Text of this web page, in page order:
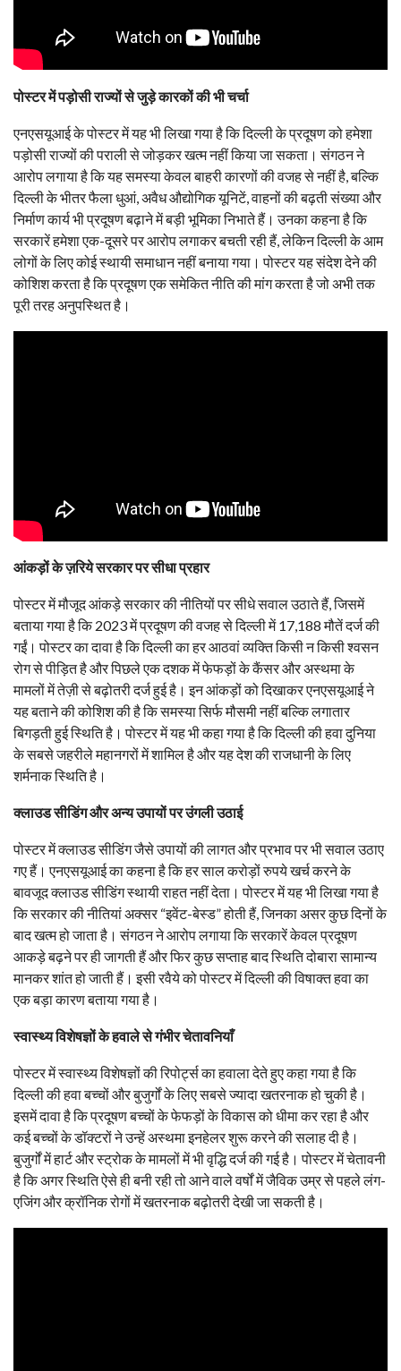
पोस्टर में पड़ोसी राज्यों से जुड़े कारकों की भी चर्चा
एनएसयूआई के पोस्टर में यह भी लिखा गया है कि दिल्ली के प्रदूषण को हमेशा
पड़ोसी राज्यों की पराली से जोड़कर खत्म नहीं किया जा सकता। संगठन ने
आरोप लगाया है कि यह समस्या केवल बाहरी कारणों की वजह से नहीं है, बल्कि
दिल्ली के भीतर फैला धुआं, अवैध औद्योगिक यूनिटें, वाहनों की बढ़ती संख्या और
निर्माण कार्य भी प्रदूषण बढ़ाने में बड़ी भूमिका निभाते हैं। उनका कहना है कि
सरकारें हमेशा एक-दूसरे पर आरोप लगाकर बचती रही हैं, लेकिन दिल्ली के आम
लोगों के लिए कोई स्थायी समाधान नहीं बनाया गया। पोस्टर यह संदेश देने की
कोशिश करता है कि प्रदूषण एक समेकित नीति की मांग करता है जो अभी तक
पूरी तरह अनुपस्थित है।
आंकड़ों के ज़रिये सरकार पर सीधा प्रहार
पोस्टर में मौजूद आंकड़े सरकार की नीतियों पर सीधे सवाल उठाते हैं, जिसमें
बताया गया है कि 2023 में प्रदूषण की वजह से दिल्ली में 17,188 मौतें दर्ज की
गईं। पोस्टर का दावा है कि दिल्ली का हर आठवां व्यक्ति किसी न किसी श्वसन
रोग से पीड़ित है और पिछले एक दशक में फेफड़ों के कैंसर और अस्थमा के
मामलों में तेज़ी से बढ़ोतरी दर्ज हुई है। इन आंकड़ों को दिखाकर एनएसयूआई ने
यह बताने की कोशिश की है कि समस्या सिर्फ मौसमी नहीं बल्कि लगातार
बिगड़ती हुई स्थिति है। पोस्टर में यह भी कहा गया है कि दिल्ली की हवा दुनिया
के सबसे जहरीले महानगरों में शामिल है और यह देश की राजधानी के लिए
शर्मनाक स्थिति है।
क्लाउड सीडिंग और अन्य उपायों पर उंगली उठाई
पोस्टर में क्लाउड सीडिंग जैसे उपायों की लागत और प्रभाव पर भी सवाल उठाए
गए हैं। एनएसयूआई का कहना है कि हर साल करोड़ों रुपये खर्च करने के
बावजूद क्लाउड सीडिंग स्थायी राहत नहीं देता। पोस्टर में यह भी लिखा गया है
कि सरकार की नीतियां अक्सर “इवेंट-बेस्ड” होती हैं, जिनका असर कुछ दिनों के
बाद खत्म हो जाता है। संगठन ने आरोप लगाया कि सरकारें केवल प्रदूषण
आकड़े बढ़ने पर ही जागती हैं और फिर कुछ सप्ताह बाद स्थिति दोबारा सामान्य
मानकर शांत हो जाती हैं। इसी रवैये को पोस्टर में दिल्ली की विषाक्त हवा का
एक बड़ा कारण बताया गया है।
स्वास्थ्य विशेषज्ञों के हवाले से गंभीर चेतावनियाँ
पोस्टर में स्वास्थ्य विशेषज्ञों की रिपोर्ट्स का हवाला देते हुए कहा गया है कि
दिल्ली की हवा बच्चों और बुजुर्गों के लिए सबसे ज्यादा खतरनाक हो चुकी है।
इसमें दावा है कि प्रदूषण बच्चों के फेफड़ों के विकास को धीमा कर रहा है और
कई बच्चों के डॉक्टरों ने उन्हें अस्थमा इनहेलर शुरू करने की सलाह दी है।
बुजुर्गों में हार्ट और स्ट्रोक के मामलों में भी वृद्धि दर्ज की गई है। पोस्टर में चेतावनी
है कि अगर स्थिति ऐसे ही बनी रही तो आने वाले वर्षों में जैविक उम्र से पहले लंग-
एजिंग और क्रॉनिक रोगों में खतरनाक बढ़ोतरी देखी जा सकती है।